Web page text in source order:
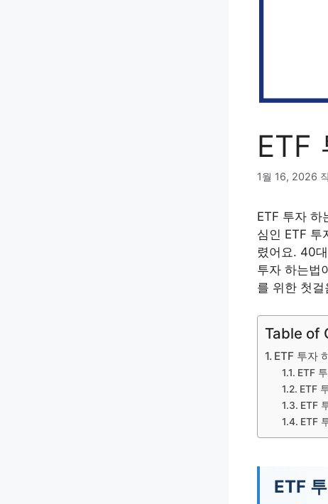
ETF
1월 16, 2026
ETF 투자 하
심인 ETF 투
렸어요. 40
투자 하는법
를 위한 첫
Table of
ETF 투자
ETF
ETF
ETF
ETF
ETF